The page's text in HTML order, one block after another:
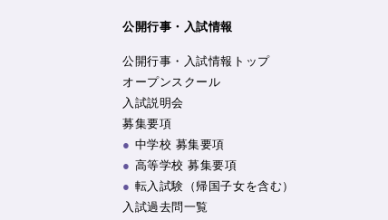
公開行事・入試情報
公開行事・入試情報トップ
オープンスクール
入試説明会
募集要項
中学校 募集要項
高等学校 募集要項
転入試験（帰国子女を含む）
入試過去問一覧